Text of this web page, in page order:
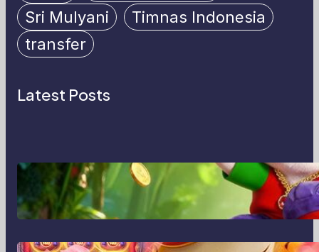
Sri Mulyani
Timnas Indonesia
transfer
Latest Posts
MajalahPotretIndonesia:
Menghidupkan Cerita Lewat Lensa
dan Perspektif Baru di Era Digital